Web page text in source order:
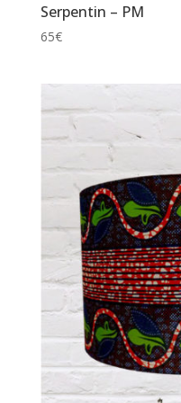
Serpentin – PM
65€